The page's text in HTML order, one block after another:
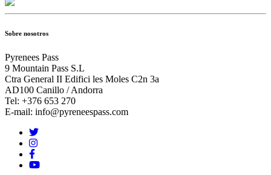
Sobre nosotros
Pyrenees Pass
9 Mountain Pass S.L
Ctra General II Edifici les Moles C2n 3a
AD100 Canillo / Andorra
Tel: +376 653 270
E-mail: info@pyreneespass.com